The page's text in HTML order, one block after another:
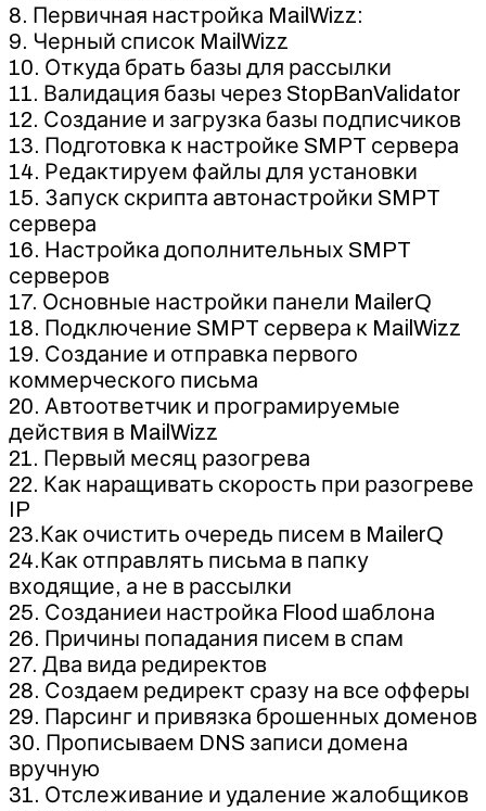
8. Первичная настройка MailWizz:
9. Черный список MailWizz
10. Откуда брать базы для рассылки
11. Валидация базы через StopBanValidator
12. Создание и загрузка базы подписчиков
13. Подготовка к настройке SMPT сервера
14. Редактируем файлы для установки
15. Запуск скрипта автонастройки SMPT
сервера
16. Настройка дополнительных SMPT
серверов
17. Основные настройки панели MailerQ
18. Подключение SMPT сервера к MailWizz
19. Создание и отправка первого
коммерческого письма
20. Автоответчик и програмируемые
действия в MailWizz
21. Первый месяц разогрева
22. Как наращивать скорость при разогреве
IP
23.Как очистить очередь писем в MailerQ
24.Как отправлять письма в папку
входящие, а не в рассылки
25. Созданиеи настройка Flood шаблона
26. Причины попадания писем в спам
27. Два вида редиректов
28. Создаем редирект сразу на все офферы
29. Парсинг и привязка брошенных доменов
30. Прописываем DNS записи домена
вручную
31. Отслеживание и удаление жалобщиков